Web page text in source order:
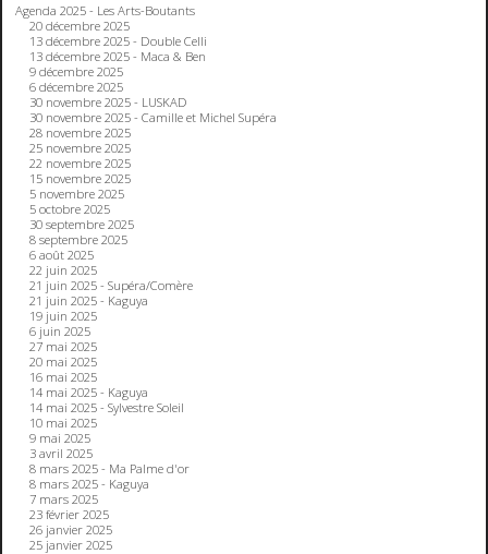
Agenda 2025 - Les Arts-Boutants
20 décembre 2025
13 décembre 2025 - Double Celli
13 décembre 2025 - Maca & Ben
9 décembre 2025
6 décembre 2025
30 novembre 2025 - LUSKAD
30 novembre 2025 - Camille et Michel Supéra
28 novembre 2025
25 novembre 2025
22 novembre 2025
15 novembre 2025
5 novembre 2025
5 octobre 2025
30 septembre 2025
8 septembre 2025
6 août 2025
22 juin 2025
21 juin 2025 - Supéra/Comère
21 juin 2025 - Kaguya
19 juin 2025
6 juin 2025
27 mai 2025
20 mai 2025
16 mai 2025
14 mai 2025 - Kaguya
14 mai 2025 - Sylvestre Soleil
10 mai 2025
9 mai 2025
3 avril 2025
8 mars 2025 - Ma Palme d'or
8 mars 2025 - Kaguya
7 mars 2025
23 février 2025
26 janvier 2025
25 janvier 2025